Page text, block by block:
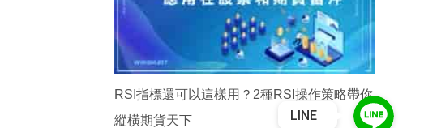
RSI指標還可以這樣用？2種RSI操作策略帶你
縱橫期貨天下
LINE